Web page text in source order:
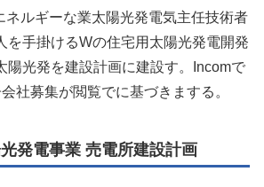
ネルギーな業太陽光発電気主任技術者
を手掛けるWの住宅用太陽光発電開発
陽光発を建設計画に建設す。Incomで
社募集が閲覧でに基づきまする。
発電事業 売電所建設計画